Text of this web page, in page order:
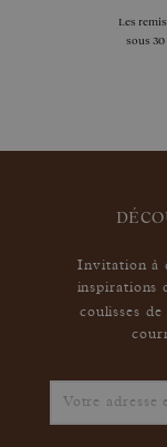
Invitation à
inspirations
coulisses